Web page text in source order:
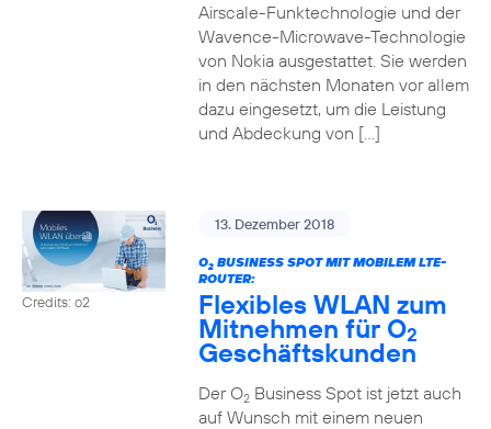
Airscale-Funktechnologie und der
Wavence-Microwave-Technologie
von Nokia ausgestattet. Sie werden
in den nächsten Monaten vor allem
dazu eingesetzt, um die Leistung
und Abdeckung von […]
Credits: o2
13. Dezember 2018
O2BUSINESS SPOT MIT MOBILEM LTE-
ROUTER:
Flexibles WLAN zum
Mitnehmen für O2
Geschäftskunden
Der O2Business Spot ist jetzt auch
auf Wunsch mit einem neuen